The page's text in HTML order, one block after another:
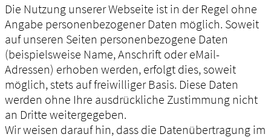
Die Nutzung unserer Webseite ist in der Regel ohne
Angabe personenbezogener Daten möglich. Soweit
auf unseren Seiten personenbezogene Daten
(beispielsweise Name, Anschrift oder eMail-
Adressen) erhoben werden, erfolgt dies, soweit
möglich, stets auf freiwilliger Basis. Diese Daten
werden ohne Ihre ausdrückliche Zustimmung nicht
an Dritte weitergegeben.
Wir weisen darauf hin, dass die Datenübertragung im